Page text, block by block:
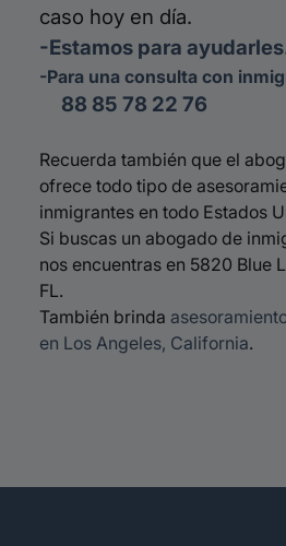
caso hoy en día.
-Estamos para
-Para una consulta con
88 85 78 22 76
Recuerda también que el
ofrece todo tipo de
inmigrantes en todo Estados
Si buscas un abogado de
nos encuentras en 5820 Blue
FL.
También brinda
en Los Angeles, California.